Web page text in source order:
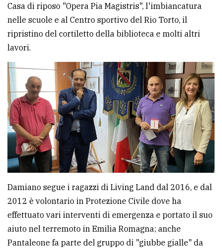
LE
ALTRE
TESTATE
PRIVACY
Privacy
policy
Cookie
policy
Casa di riposo "Opera Pia Magistris", l'imbiancatura
nelle scuole e al Centro sportivo del Rio Torto, il
ripristino del cortiletto della biblioteca e molti altri
lavori.
Damiano segue i ragazzi di Living Land dal 2016, e dal
2012 è volontario in Protezione Civile dove ha
effettuato vari interventi di emergenza e portato il suo
aiuto nel terremoto in Emilia Romagna; anche
Pantaleone fa parte del gruppo di "giubbe gialle" da